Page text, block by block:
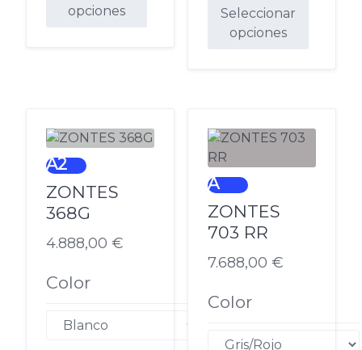
opciones
Las
opciones
se
pueden
elegir
la
de
Seleccionar
opciones
variantes.
Las
opciones
se
pueden
elegir
la
de
A2
ZONTES
368G
4.888,00 €
Color
A
ZONTES
703 RR
7.688,00 €
Color